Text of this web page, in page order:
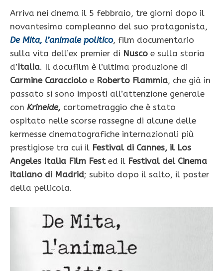
Arriva nei cinema il 5 febbraio, tre giorni dopo il
novantesimo compleanno del suo protagonista,
De Mita, l’animale politico, film documentario
sulla vita dell’ex premier di Nusco e sulla storia
d’Italia. Il docufilm è l’ultima produzione di
Carmine Caracciolo e Roberto Flammia, che già in
passato si sono imposti all’attenzione generale
con Krineide, cortometraggio che è stato
ospitato nelle scorse rassegne di alcune delle
kermesse cinematografiche internazionali più
prestigiose tra cui il Festival di Cannes, il Los
Angeles Italia Film Fest ed il Festival del Cinema
italiano di Madrid; subito dopo il salto, il poster
della pellicola.